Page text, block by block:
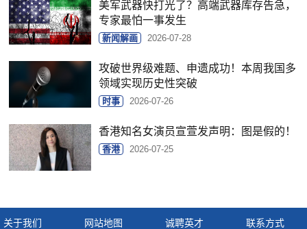
美军武器快打光了？高端武器库存告急，
专家最怕一事发生
新闻解画 2026-07-28
攻破世界级难题、申遗成功！本周我国多
领域实现历史性突破
时事 2026-07-26
香港知名女演员宣萱发声明：图是假的！
香港 2026-07-25
关于我们 网站地图 诚聘英才 联系方式